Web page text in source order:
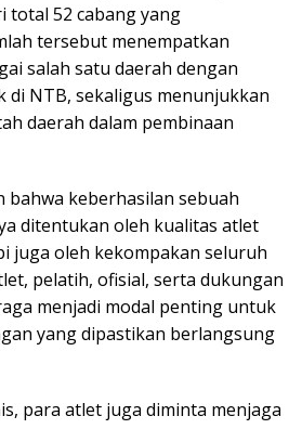
total 52 cabang yang
tersebut menempatkan
salah satu daerah dengan
di NTB, sekaligus menunjukkan
daerah dalam pembinaan
bahwa keberhasilan sebuah
ditentukan oleh kualitas atlet
juga oleh kekompakan seluruh
pelatih, ofisial, serta dukungan
menjadi modal penting untuk
yang dipastikan berlangsung
para atlet juga diminta menjaga